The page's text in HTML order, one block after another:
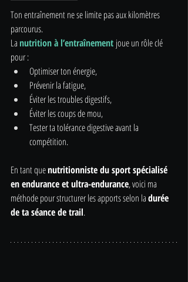
Ton entraînement ne se limite pas aux kilomètres
parcourus.
La nutrition à l’entraînement joue un rôle clé
pour :
Optimiser ton énergie,
Prévenir la fatigue,
Éviter les troubles digestifs,
Éviter les coups de mou,
Tester ta tolérance digestive avant la
compétition.
En tant que nutritionniste du sport spécialisé
en endurance et ultra-endurance, voici ma
méthode pour structurer les apports selon la durée
de ta séance de trail.